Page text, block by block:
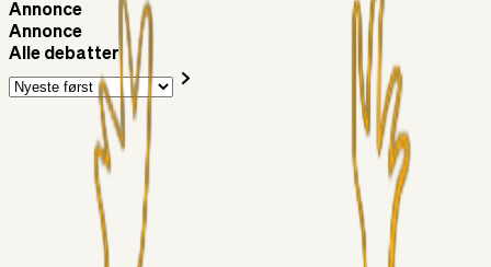
Annonce
Annonce
Alle debatter
Superliga-truppen
8 timer siden
Alt det andet
9 timer siden
Livecenter kommentarspor?